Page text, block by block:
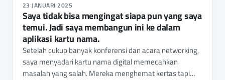
23 JANUARI 2025
Saya tidak bisa mengingat siapa pun yang saya
temui. Jadi saya membangun ini ke dalam
aplikasi kartu nama.
Setelah cukup banyak konferensi dan acara networking,
saya menyadari kartu nama digital memecahkan
masalah yang salah. Mereka menghemat kertas tapi